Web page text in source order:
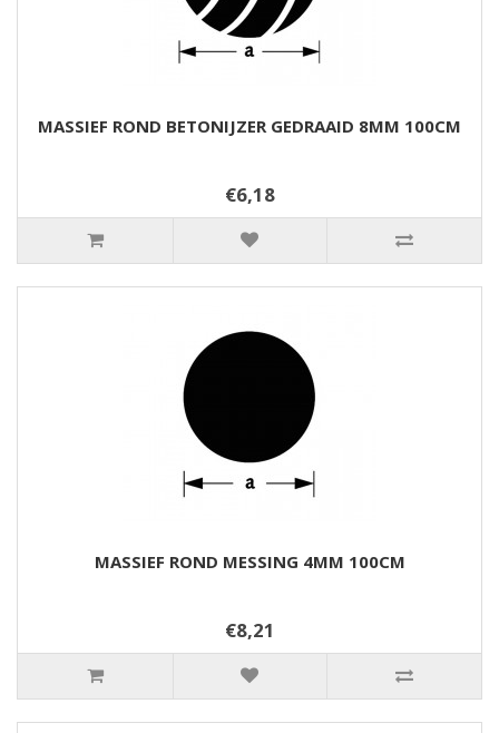
MASSIEF ROND BETONIJZER GEDRAAID 8MM 100CM
€6,18
MASSIEF ROND MESSING 4MM 100CM
€8,21